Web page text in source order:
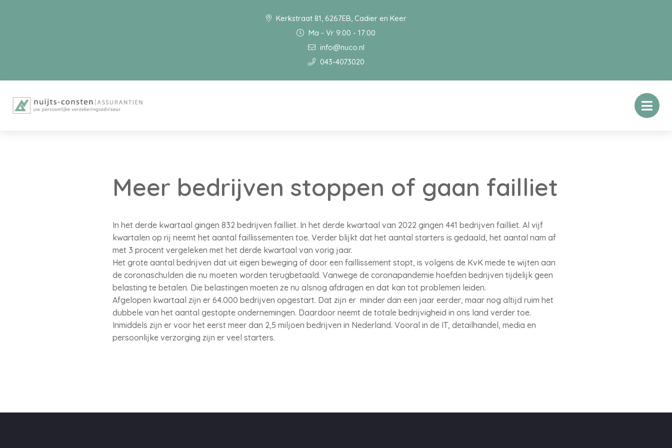
Kerkstraat 81, 6267EB, Cadier en Keer
Ma - Vr 9:00 - 17:00
info@nuco.nl
043-4073020
Meer bedrijven stoppen of gaan failliet
In het derde kwartaal gingen 832 bedrijven failliet. In het derde kwartaal van 2022 gingen 441 bedrijven failliet. Al vijf
kwartalen op rij neemt het aantal faillissementen toe. Verder blijkt dat het aantal starters is gedaald, het aantal nam af
met 3 procent vergeleken met het derde kwartaal van vorig jaar.
Het grote aantal bedrijven dat uit eigen beweging of door een faillissement stopt, is volgens de KvK mede te wijten aan
de coronaschulden die nu moeten worden terugbetaald. Vanwege de coronapandemie hoefden bedrijven tijdelijk geen
belasting te betalen. Die belastingen moeten ze nu alsnog afdragen en dat kan tot problemen leiden.
Afgelopen kwartaal zijn er 64.000 bedrijven opgestart. Dat zijn er minder dan een jaar eerder, maar nog altijd ruim het
dubbele van het aantal gestopte ondernemingen. Daardoor neemt de totale bedrijvigheid in ons land verder toe.
Inmiddels zijn er voor het eerst meer dan 2,5 miljoen bedrijven in Nederland. Vooral in de IT, detailhandel, media en
persoonlijke verzorging zijn er veel starters.